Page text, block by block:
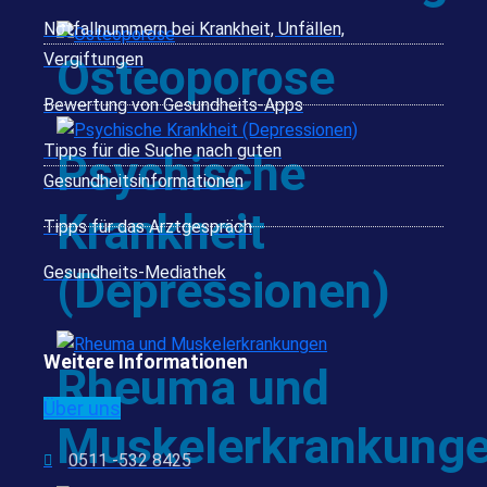
Osteoporose
Psychische
Krankheit
(Depressionen)
Rheuma und
Notfallnummern bei Krankheit, Unfällen,
Vergiftungen
Bewertung von Gesundheits-Apps
Tipps für die Suche nach guten
Gesundheitsinformationen
Tipps für das Arztgespräch
Gesundheits-Mediathek
Weitere Informationen
Über uns
0511 -532 8425